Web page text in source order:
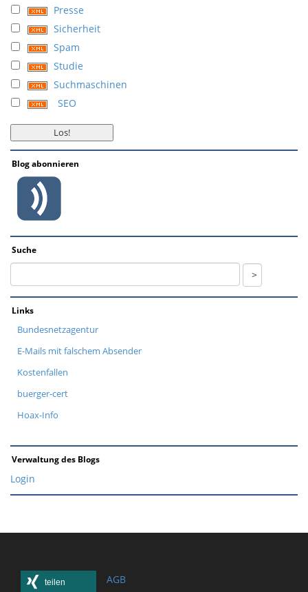
Presse
Sicherheit
Spam
Studie
Suchmaschinen
SEO
Blog abonnieren
Suche
Links
Bundesnetzagentur
E-Mails mit falschem Absender
Kostenfallen
buerger-cert
Hoax-Info
Verwaltung des Blogs
Login
teilen AGB